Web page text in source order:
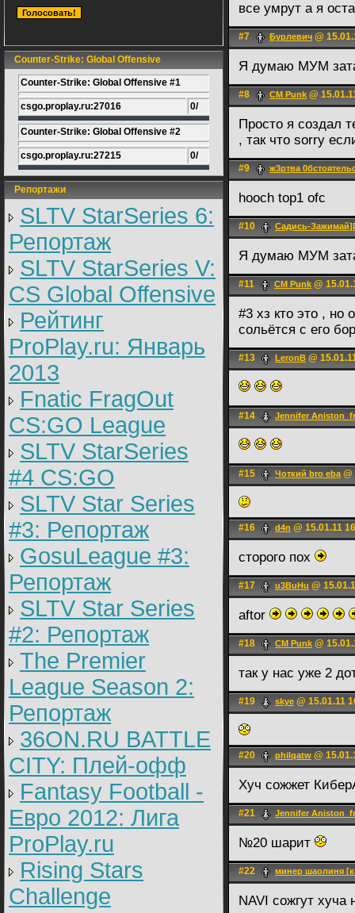
Counter-Strike: Global Offensive
Counter-Strike: Global Offensive #1
csgo.proplay.ru:27016 0/
Counter-Strike: Global Offensive #2
csgo.proplay.ru:27215 0/
Репортажи
SLTV StarSeries 6:
Репортаж
SLTV StarSeries V:
CS Global Offensive
Рейтинг
ProPlay.ru: Январь
2013
Fnatic FragOut
CS:GO League
SLTV StarSeries
#4 CS:GO
SLTV Star Series
#3: Репортаж
GosuLeague #3:
Репортаж
SLTV Star Series
#2: Репортаж
The Premier
League Season 2:
Репортаж
36ON.RU BATTLE
CITY: Плей-офф
Fantasy Football -
Евро 2012: Лига
ProPlay.ru
Rising Stars
Challenge
все умрут а я
#7 Бурлевич @
Я думаю МУМ
#8 CM Punk @
Просто я создал
, так что sorry
#9 ж3ртва
hooch top1 ofc
#10 Садись-
Я думаю МУМ
#11 CM Punk @
#3 хз кто это , но
сольётся с его
#13 LerоnB @
#14 Jennifer
#15 Чоткий bro eba@
#16 d4n @ 15.01.11
сторого пох
#17 u3BuHu @
aftor
#18 CM Punk @
так у нас уже 2
#19 skye @ 15.01.11
#20 philqatw @
Хуч сожжет
#21 Jennifer
№20 шарит
#22 минер шаолиня
NAVI сожгут хуча